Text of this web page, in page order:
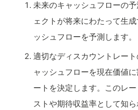
未来のキャッシュフローの
ェクトが将来にわたって生
ッシュフローを予測します。
適切なディスカウントレー
ャッシュフローを現在価値
ートを決定します。このレ
ストや期待収益率として知